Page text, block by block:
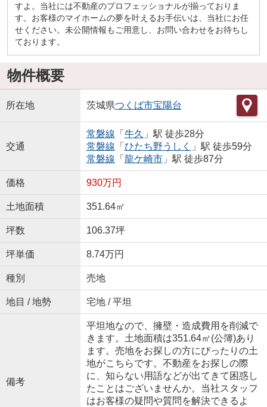
すよ。当社には不動産のプロフェッショナルが揃っておりま
す。お客様のマイホームの夢を叶えるお手伝いは、当社にお任
せください。未公開情報もご用意し、お問い合わせをお待ちし
ております。
物件概要
所在地 茨城県つくば市宝陽台
交通
常磐線 「 牛久 」駅 徒歩28分
常磐線 「 ひたち野うしく
」駅 徒歩59分
常磐線 「 龍ケ崎市」駅 徒歩87分
価格 930万円
土地面積 351.64㎡
坪数 106.37坪
坪単価 8.74万円
種別 売地
地目 / 地勢 宅地 / 平坦
備考
平坦地なので、擁壁・造成費用を削減で
きます。土地面積は351.64㎡(公簿)あり
ます。売地をお探しの方にぴったりの土
地がこちらです。不動産をお探しの際
に、知らない用語などが出てきて困惑し
たことはございませんか。当社スタッフ
はお客様の疑問や質問を解決できるよ